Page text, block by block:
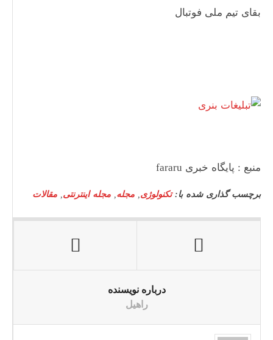
بقای تیم ملی فوتبال
منبع : پایگاه خبری fararu
برچسب گذاری شده با: تکنولوژی مجله مجله اینترنتی مقالات
درباره نویسنده
راهیل